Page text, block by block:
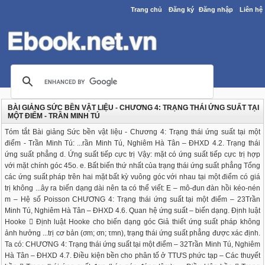
Trang chủ Đăng ký Đăng nhập Liên hệ
BÀI GIẢNG SỨC BỀN VẬT LIỆU - CHƯƠNG 4: TRẠNG THÁI ỨNG SUẤT TẠI
MỘT ĐIỂM - TRẦN MINH TÚ
Tóm tắt Bài giảng Sức bền vật liệu - Chương 4: Trạng thái ứng suất tại một
điểm - Trần Minh Tú: ...rần Minh Tú, Nghiêm Hà Tân – ĐHXD 4.2. Trạng thái
ứng suất phẳng d. Ứng suất tiếp cực trị Vậy: mặt có ứng suất tiếp cực trị hợp
với mặt chính góc 45o. e. Bất biến thứ nhất của trạng thái ứng suất phẳng Tổng
các ứng suất pháp trên hai mặt bất kỳ vuông góc với nhau tại một điểm có giá
trị không ...ây ra biến dạng dài nên ta có thể viết: E – mô-đun đàn hồi kéo-nén
m – Hệ số Poisson CHƯƠNG 4: Trạng thái ứng suất tại một điểm – 23Trần
Minh Tú, Nghiêm Hà Tân – ĐHXD 4.6. Quan hệ ứng suất – biến dạng. Định luật
Hooke  Định luật Hooke cho biến dạng góc Giả thiết ứng suất pháp không
ảnh hưởng ...trị cơ bản (σm; σn; τmn), trạng thái ứng suất phẳng được xác định.
Ta có: CHƯƠNG 4: Trạng thái ứng suất tại một điểm – 32Trần Minh Tú, Nghiêm
Hà Tân – ĐHXD 4.7. Điều kiện bền cho phân tố ở TTƯS phức tạp – Các thuyết